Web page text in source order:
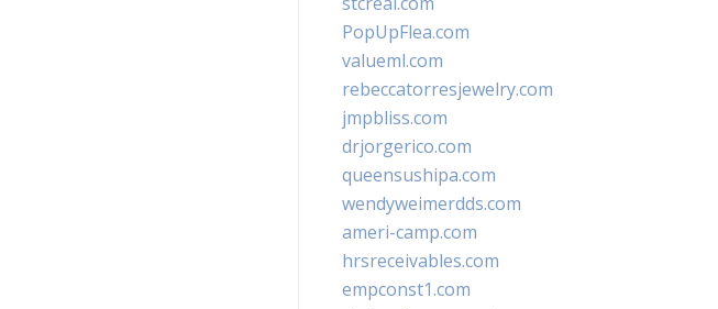
PopUpFlea.com
valueml.com
rebeccatorresjewelry.com
jmpbliss.com
drjorgerico.com
queensushipa.com
wendyweimerdds.com
ameri-camp.com
hrsreceivables.com
empconst1.com